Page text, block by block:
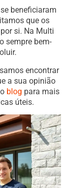
beneficiaram
que os
si. Na Multi
sempre bem-
encontrar
a sua opinião
blog para mais
úteis.